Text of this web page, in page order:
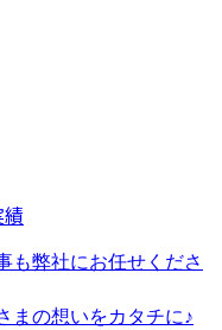
も弊社にお任せくださ
まの想いをカタチに♪